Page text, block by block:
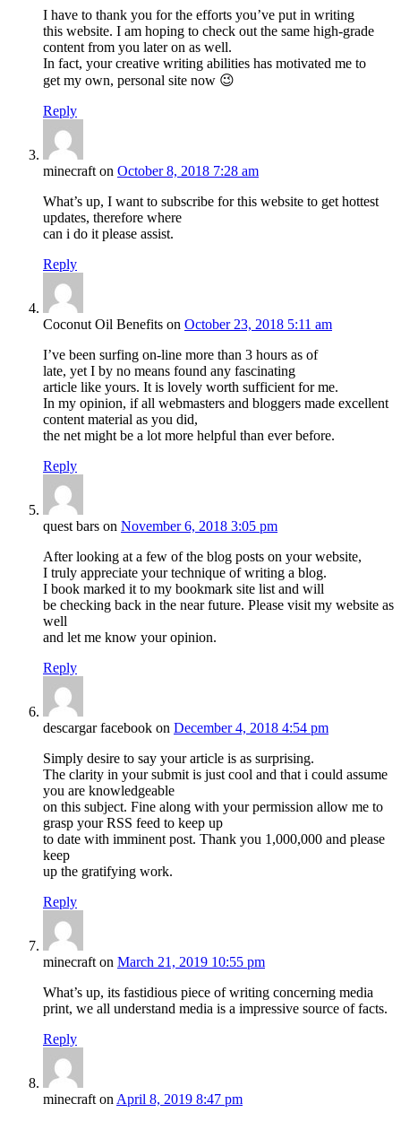
I have to thank you for the efforts you’ve put in writing
this website. I am hoping to check out the same high-grade
content from you later on as well.
In fact, your creative writing abilities has motivated me to
get my own, personal site now 😉
Reply
minecrafton October 8, 2018 7:28 am
What’s up, I want to subscribe for this website to get hottest
updates, therefore where
can i do it please assist.
Reply
Coconut Oil Benefits on October 23, 2018 5:11 am
I’ve been surfing on-line more than 3 hours as of
late, yet I by no means found any fascinating
article like yours. It is lovely worth sufficient for me.
In my opinion, if all webmasters and bloggers made excellent
content material as you did,
the net might be a lot more helpful than ever before.
Reply
quest bars on November 6, 2018 3:05 pm
After looking at a few of the blog posts on your website,
I truly appreciate your technique of writing a blog.
I book marked it to my bookmark site list and will
be checking back in the near future. Please visit my website as
well
and let me know your opinion.
Reply
descargar facebook on December 4, 2018 4:54 pm
Simply desire to say your article is as surprising.
The clarity in your submit is just cool and that i could assume
you are knowledgeable
on this subject. Fine along with your permission allow me to
grasp your RSS feed to keep up
to date with imminent post. Thank you 1,000,000 and please
keep
up the gratifying work.
Reply
minecrafton March 21, 2019 10:55 pm
What’s up, its fastidious piece of writing concerning media
print, we all understand media is a impressive source of facts.
Reply
minecraftonApril 8, 2019 8:47 pm